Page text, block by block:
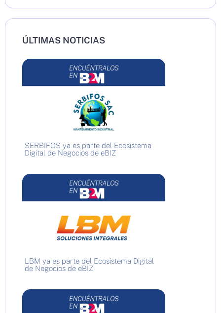
ÚLTIMAS NOTICIAS
SERBIFOS ya es parte del Ecosistema
Digital de Negocios de eBIZ
LBM ya es parte del Ecosistema Digital
de Negocios de eBIZ